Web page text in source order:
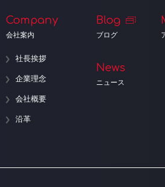
Company
会社案内
社長挨拶
企業理念
会社概要
沿革
Blog
ブログ
News
ニュース